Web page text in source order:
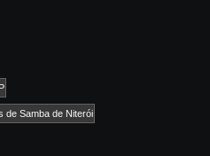
de Samba de Niterói